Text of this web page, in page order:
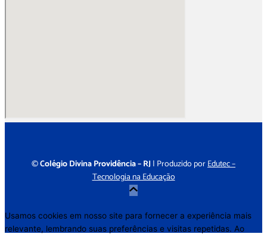
©Colégio Divina Providência – RJ | Produzido porEdutec –
Tecnologia na Educação
Usamos cookies em nosso site para fornecer a experiência mais
relevante, lembrando suas preferências e visitas repetidas. Ao